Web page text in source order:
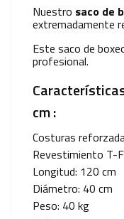
Nuestro saco de
extremadamente
Este saco de
profesional.
cm :
Costuras
Revestimiento T-
Longitud: 120 cm
Diámetro: 40 cm
Peso: 40 kg